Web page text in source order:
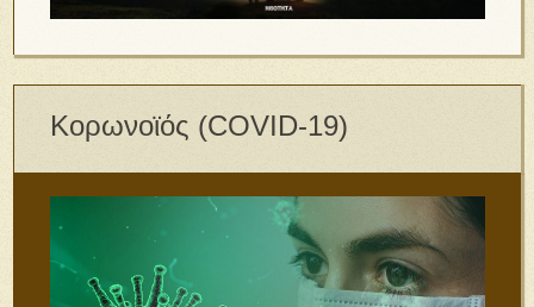
Κορωνοϊός (COVID-19)